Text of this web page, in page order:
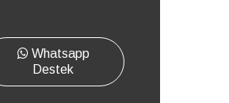
Whatsapp
Destek